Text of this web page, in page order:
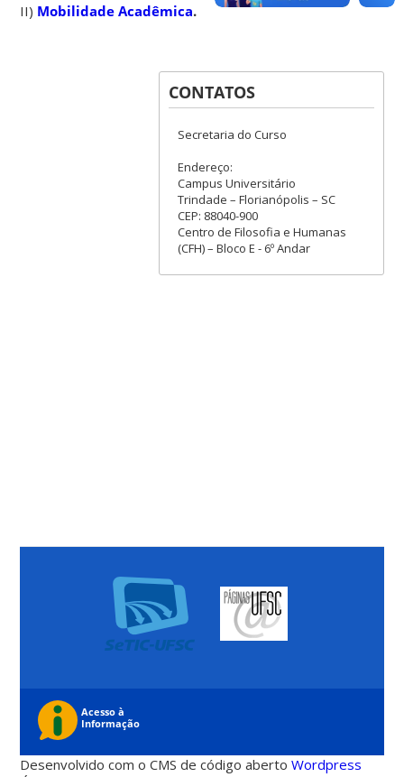
II) Mobilidade Acadêmica.
CONTATOS
Secretaria do Curso
Endereço:
Campus Universitário
Trindade – Florianópolis – SC
CEP: 88040-900
Centro de Filosofia e Humanas
(CFH) – Bloco E - 6º Andar
Desenvolvido com o CMS de código abertoWordpress